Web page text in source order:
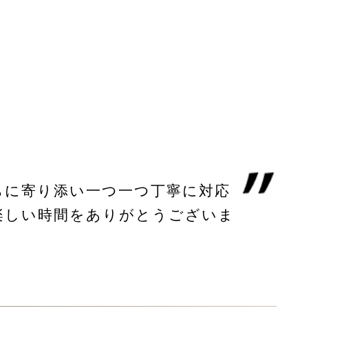
寄り添い一つ一つ丁寧に対応
い時間をありがとうございま